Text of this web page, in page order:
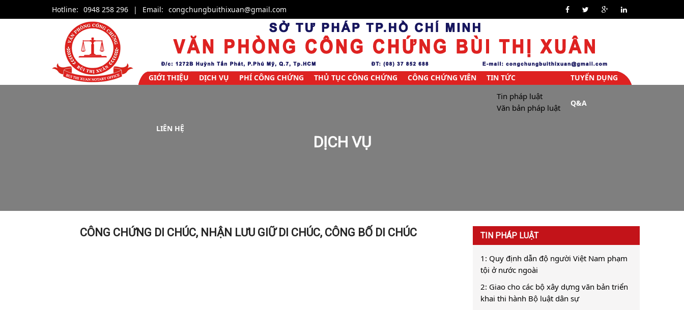
Hotline: 0948 258 296 | Email: congchungbuithixuan@gmail.com
GIỚI THIỆU DỊCH VỤ PHÍ CÔNG CHỨNG THỦ TỤC CÔNG CHỨNG CÔNG CHỨNG VIÊN TIN TỨC
Tin pháp luật
Văn bản pháp luật
TUYỂN DỤNG
Q&A
LIÊN HỆ
DỊCH VỤ
CÔNG CHỨNG DI CHÚC, NHẬN LƯU GIỮ DI CHÚC, CÔNG BỐ DI CHÚC TIN PHÁP LUẬT
1: Quy định dẫn độ người Việt Nam phạm
tội ở nước ngoài
2: Giao cho các bộ xây dựng văn bản triển
khai thi hành Bộ luật dân sự